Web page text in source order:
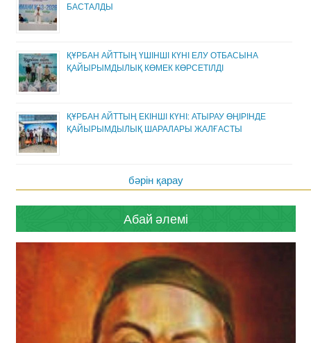
БАСТАЛДЫ
ҚҰРБАН АЙТТЫҢ ҮШІНШІ КҮНІ ЕЛУ ОТБАСЫНА
ҚАЙЫРЫМДЫЛЫҚ КӨМЕК КӨРСЕТІЛДІ
ҚҰРБАН АЙТТЫҢ ЕКІНШІ КҮНІ: АТЫРАУ ӨҢІРІНДЕ
ҚАЙЫРЫМДЫЛЫҚ ШАРАЛАРЫ ЖАЛҒАСТЫ
бәрін қарау
Абай әлемі